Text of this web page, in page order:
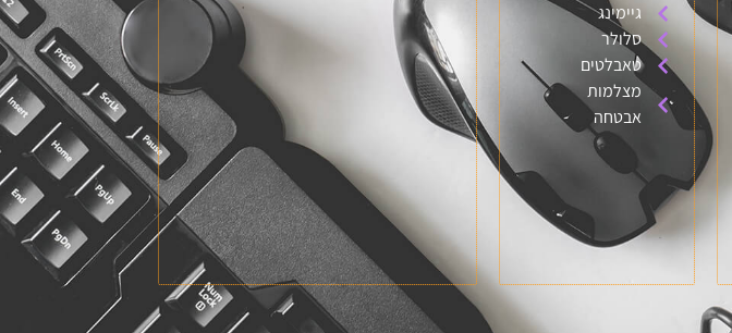
גיימינג
סלולר
טאבלטים
מצלמות
אבטחה